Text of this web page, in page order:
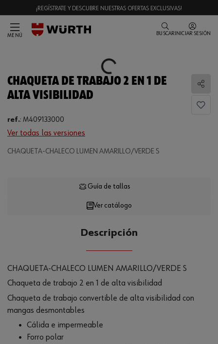
¡REGÍSTRATE Y DESCUBRE NUESTRAS OFERTAS EXCLUSIVAS!
MENÚ BUSCAR INICIAR SESIÓN
Loading...
CHAQUETA DE TRABAJO 2 EN 1 DE
ALTA VISIBILIDAD
ref.: M409133000
Ver todas las versiones
CHAQUETA-CHALECO LUMEN AMARILLO/VERDE S
Loading...
Ver catálogo
Guía de tallas
Descripción
CHAQUETA-CHALECO LUMEN AMARILLO/VERDE S
Chaqueta de trabajo 2 en 1 de alta visibilidad
Chaqueta de trabajo convertible de alta visibilidad con
mangas desmontables
Cálida e impermeable
Forro polar